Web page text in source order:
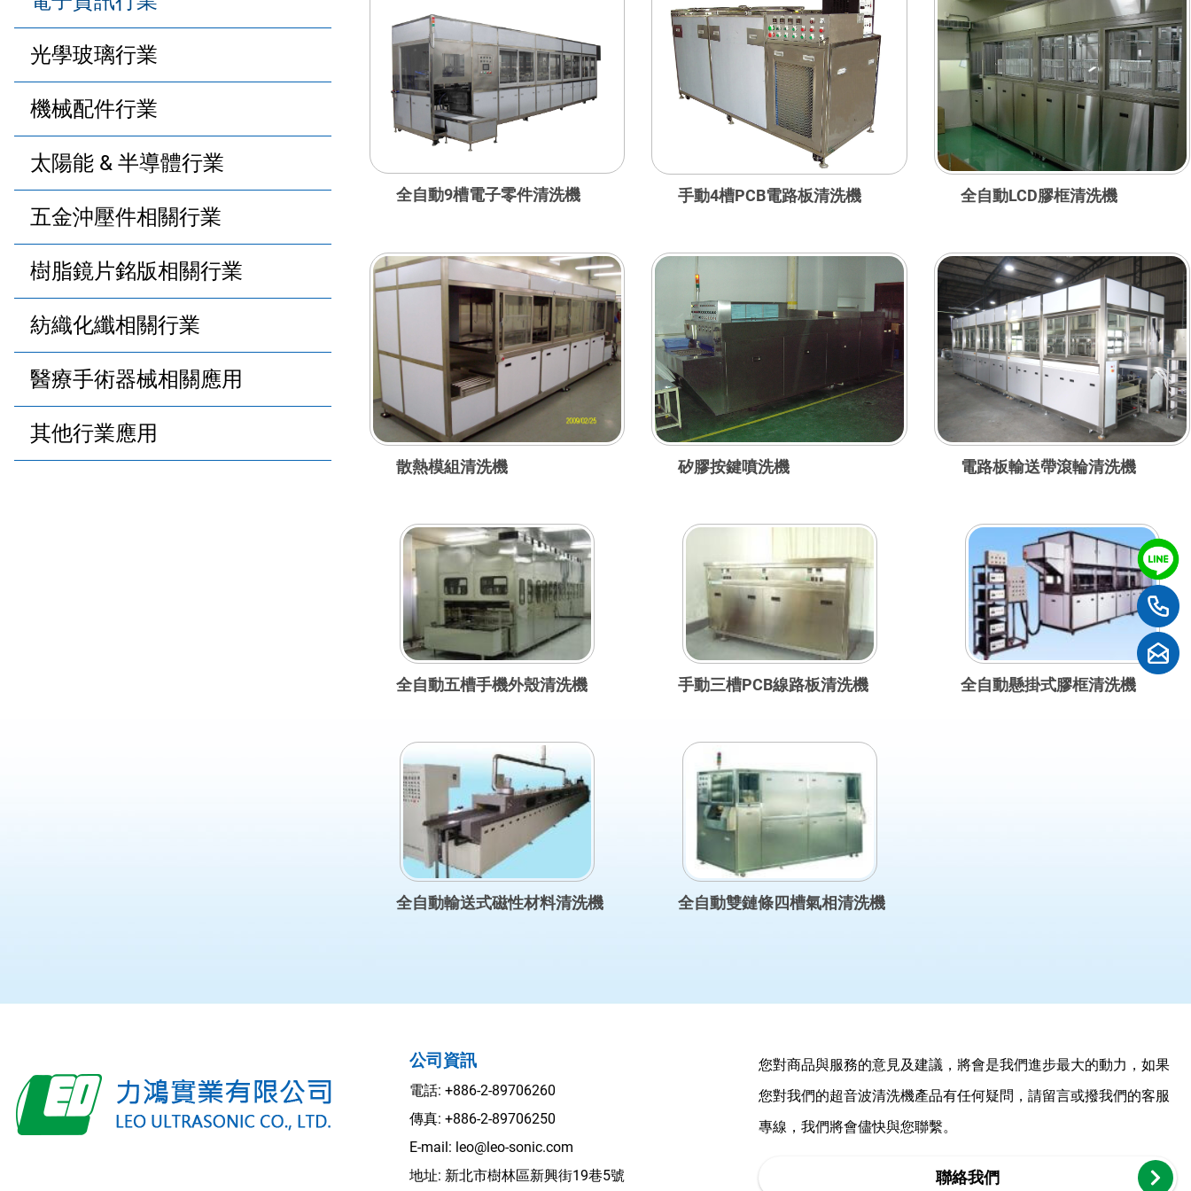
光學玻璃行業
機械配件行業
太陽能 & 半導體行業
五金沖壓件相關行業
樹脂鏡片銘版相關行業
紡織化纖相關行業
醫療手術器械相關應用
其他行業應用
全自動9槽電子零件清洗機 手動4槽PCB電路板清洗機 全自動LCD膠框清洗機
散熱模組清洗機 矽膠按鍵噴洗機 電路板輸送帶滾輪清洗機
全自動五槽手機外殼清洗機 手動三槽PCB線路板清洗機 全自動懸掛式膠框清洗機
全自動輸送式磁性材料清洗機 全自動雙鏈條四槽氣相清洗機
公司資訊
電話:+886-2-89706260
傳真: +886-2-89706250
E-mail: leo@leo-sonic.com
地址: 新北市樹林區新興街19巷5號
您對商品與服務的意見及建議，將會是我們進步最大的動力，如果
您對我們的超音波清洗機產品有任何疑問，請留言或撥我們的客服
專線，我們將會儘快與您聯繫。
聯絡我們